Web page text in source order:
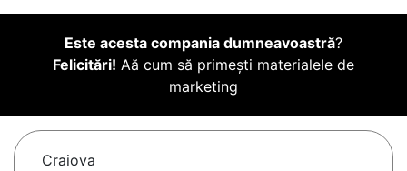
Este acesta compania dumneavoastră?
Felicitări! Aă cum să primești materialele de
marketing
Craiova